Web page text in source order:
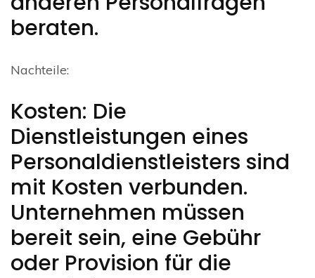
beraten.
Nachteile:
Kosten: Die
Dienstleistungen eines
Personaldienstleisters sind
mit Kosten verbunden.
Unternehmen müssen
bereit sein, eine Gebühr
oder Provision für die